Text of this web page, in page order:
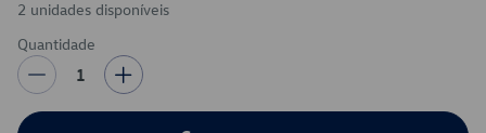
2 unidades disponíveis
Quantidade
1